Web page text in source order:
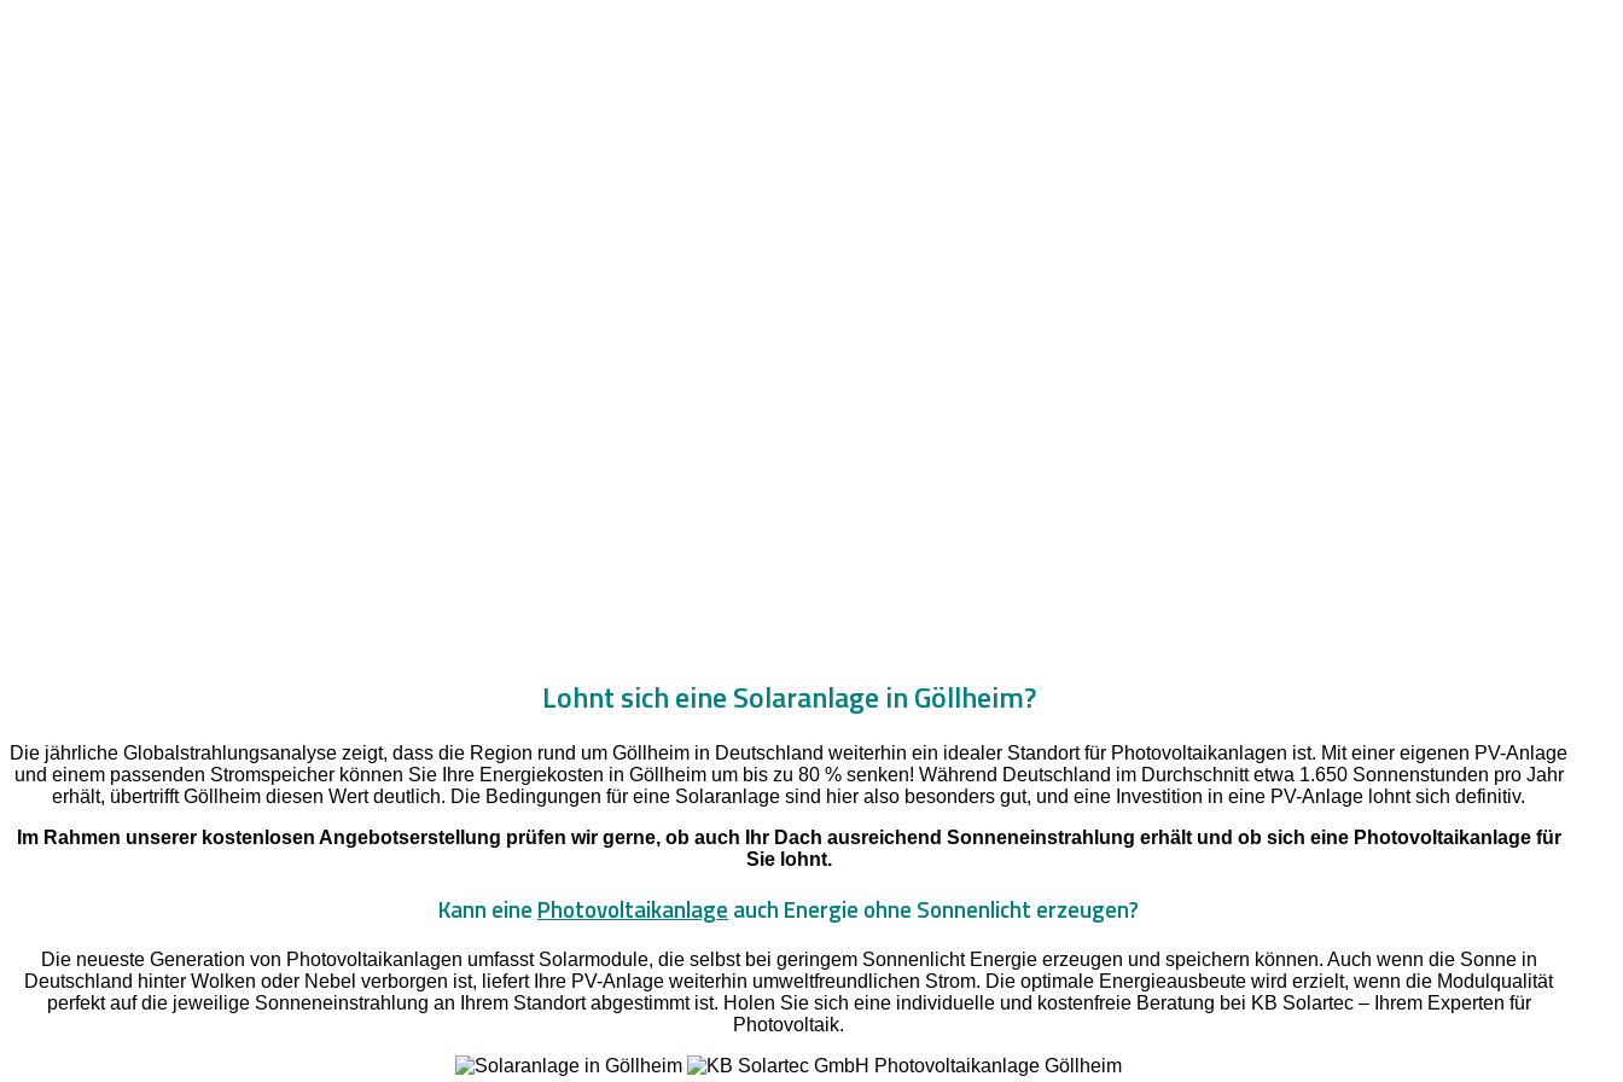
Lohnt sich eine Solaranlage in Göllheim?
Die jährliche Globalstrahlungsanalyse zeigt, dass die Region rund um Göllheim in Deutschland weiterhin ein idealer Standort für Photovoltaikanlagen ist. Mit einer eigenen PV-Anlage
und einem passenden Stromspeicher können Sie Ihre Energiekosten in Göllheim um bis zu 80 % senken! Während Deutschland im Durchschnitt etwa 1.650 Sonnenstunden pro Jahr
erhält, übertrifft Göllheim diesen Wert deutlich. Die Bedingungen für eine Solaranlage sind hier also besonders gut, und eine Investition in eine PV-Anlage lohnt sich definitiv.
Im Rahmen unserer kostenlosen Angebotserstellung prüfen wir gerne, ob auch Ihr Dach ausreichend Sonneneinstrahlung erhält und ob sich eine Photovoltaikanlage für
Sie lohnt.
Kann eine Photovoltaikanlage auch Energie ohne Sonnenlicht erzeugen?
Die neueste Generation von Photovoltaikanlagen umfasst Solarmodule, die selbst bei geringem Sonnenlicht Energie erzeugen und speichern können. Auch wenn die Sonne in
Deutschland hinter Wolken oder Nebel verborgen ist, liefert Ihre PV-Anlage weiterhin umweltfreundlichen Strom. Die optimale Energieausbeute wird erzielt, wenn die Modulqualität
perfekt auf die jeweilige Sonneneinstrahlung an Ihrem Standort abgestimmt ist. Holen Sie sich eine individuelle und kostenfreie Beratung bei KB Solartec – Ihrem Experten für
Photovoltaik.